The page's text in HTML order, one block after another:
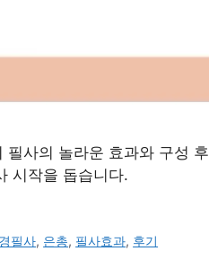
필사의 놀라운 효과와 구성
시작을 돕습니다.
필사, 은총, 필사효과, 후기